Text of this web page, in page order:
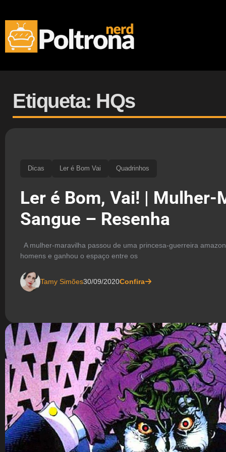
Etiqueta: HQs
Dicas Ler é Bom Vai Quadrinhos
Ler é Bom, Vai! | Mulher-
Sangue – Resenha
A mulher-maravilha passou de uma princesa-guerreira
homens e ganhou o espaço entre os
Tamy Simões30/09/2020Confira